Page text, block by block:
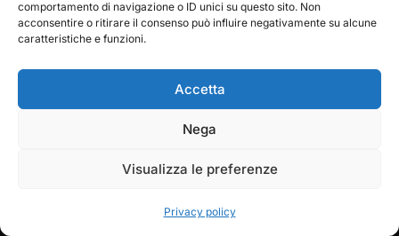
comportamento di navigazione o ID unici su questo sito. Non
acconsentire o ritirare il consenso può influire negativamente su alcune
caratteristiche e funzioni.
Accetta
Nega
Visualizza le preferenze
Privacy policy
Copyright © 2026 — Frasassi Climbing Festival. All
Designed byWPZOOM